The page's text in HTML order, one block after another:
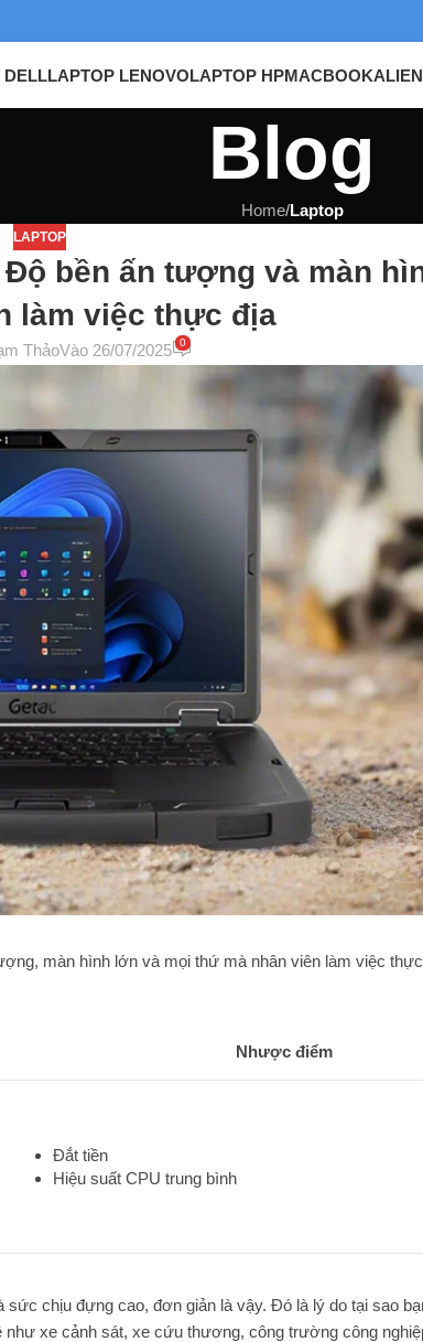
DELLLAPTOP LENOVOLAPTOP HPMACBOOK
Blog
Home/Laptop
LAPTOP
bền ấn tượng và màn
làm việc thực địa
ThảoVào 26/07/2025 0
màn hình lớn và mọi thứ mà nhân viên làm việc
Nhược điểm
Đắt tiền
Hiệu suất CPU trung bình
chịu đựng cao, đơn giản là vậy. Đó là lý do tại sao
xe cảnh sát, xe cứu thương, công trường công